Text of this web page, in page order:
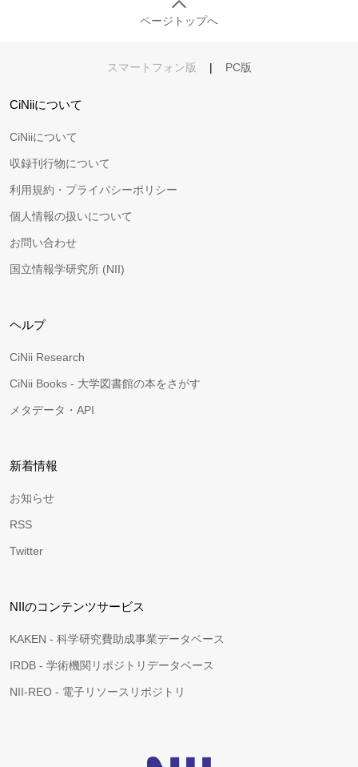
ページトップへ
スマートフォン版 | PC版
CiNiiについて
CiNiiについて
収録刊行物について
利用規約・プライバシーポリシー
個人情報の扱いについて
お問い合わせ
国立情報学研究所 (NII)
ヘルプ
CiNii Research
CiNii Books - 大学図書館の本をさがす
メタデータ・API
新着情報
お知らせ
RSS
Twitter
NIIのコンテンツサービス
KAKEN - 科学研究費助成事業データベース
IRDB - 学術機関リポジトリデータベース
NII-REO - 電子リソースリポジトリ